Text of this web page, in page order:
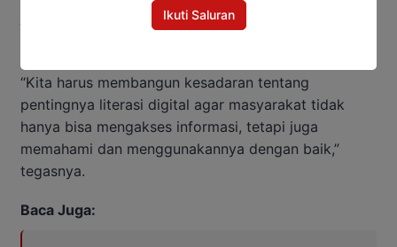
juga kesiapan sumber daya manusia dalam
“Kita harus membangun kesadaran tentang
pentingnya literasi digital agar masyarakat tidak
hanya bisa mengakses informasi, tetapi juga
memahami dan menggunakannya dengan baik,”
tegasnya.
Baca Juga:
Ikuti Saluran